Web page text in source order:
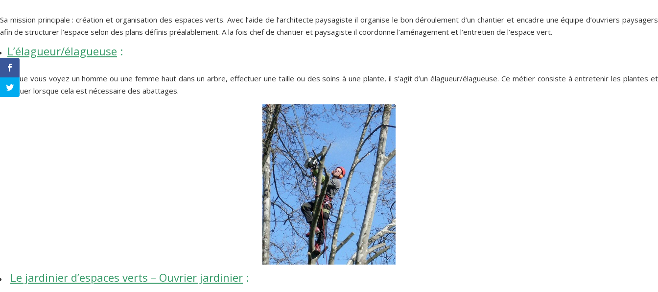
Sa mission principale : création et organisation des espaces verts. Avec l’aide de l’architecte paysagiste il organise le bon déroulement d’un chantier et encadre une équipe d’ouvriers paysagers
afin de structurer l’espace selon des plans définis préalablement. A la fois chef de chantier et paysagiste il coordonne l’aménagement et l’entretien de l’espace vert.
L’élagueur/élagueuse :
Lorsque vous voyez un homme ou une femme haut dans un arbre, effectuer une taille ou des soins à une plante, il s’agit d’un élagueur/élagueuse. Ce métier consiste à entretenir les plantes et
effectuer lorsque cela est nécessaire des abattages.
Le jardinier d’espaces verts – Ouvrier jardinier :